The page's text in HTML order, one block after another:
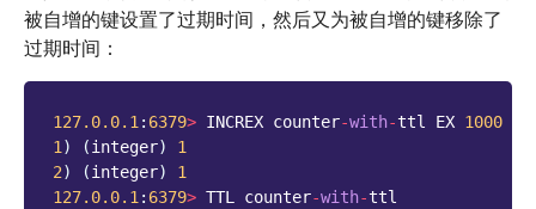
被自增的键设置了过期时间，然后又为被自增的键移除了
过期时间：
127.0.0.1: 6379> INCREX counter-with-ttl EX 1000
1) (integer)
1
2) (integer)
1
127.0.0.1: 6379> TTL counter-with-ttl